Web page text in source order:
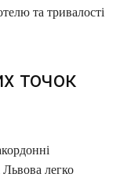
та тривалості
точок
Львова легко